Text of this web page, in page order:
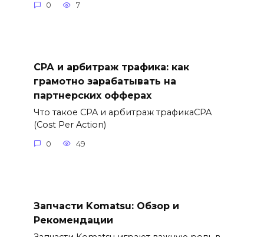
0 7
СРА и арбитраж трафика: как
грамотно зарабатывать на
партнерских офферах
Что такое CPA и арбитраж трафикаCPA
(Cost Per Action)
0 49
Запчасти Komatsu: Обзор и
Рекомендации